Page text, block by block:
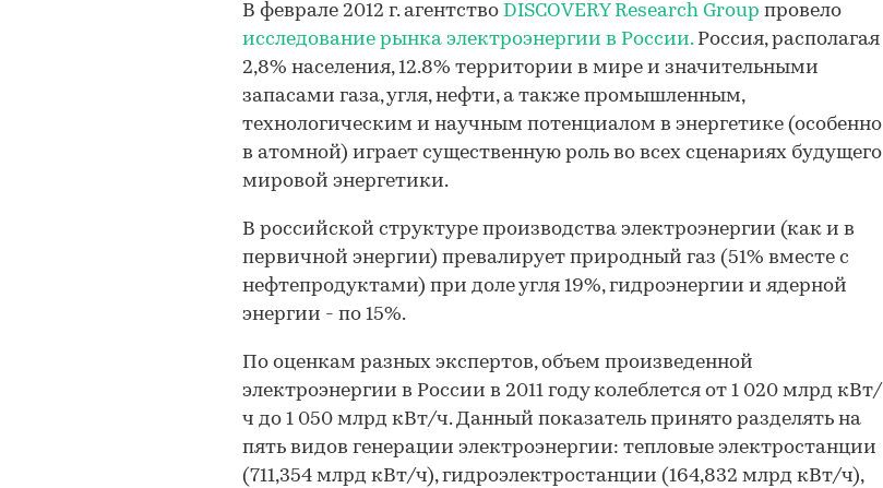
В феврале 2012 г. агентство DISCOVERY Research Group провело
исследование рынка электроэнергии в России.Россия, располагая
2,8% населения, 12.8% территории в мире и значительными
запасами газа, угля, нефти, а также промышленным,
технологическим и научным потенциалом в энергетике (особенно
в атомной) играет существенную роль во всех сценариях будущего
мировой энергетики.
В российской структуре производства электроэнергии (как и в
первичной энергии) превалирует природный газ (51% вместе с
нефтепродуктами) при доле угля 19%, гидроэнергии и ядерной
энергии - по 15%.
По оценкам разных экспертов, объем произведенной
электроэнергии в России в 2011 году колеблется от 1 020 млрд кВт/
ч до 1 050 млрд кВт/ч. Данный показатель принято разделять на
пять видов генерации электроэнергии: тепловые электростанции
(711,354 млрд кВт/ч), гидроэлектростанции (164,832 млрд кВт/ч),